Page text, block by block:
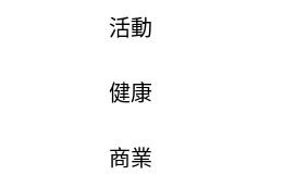
活動
健康
商業